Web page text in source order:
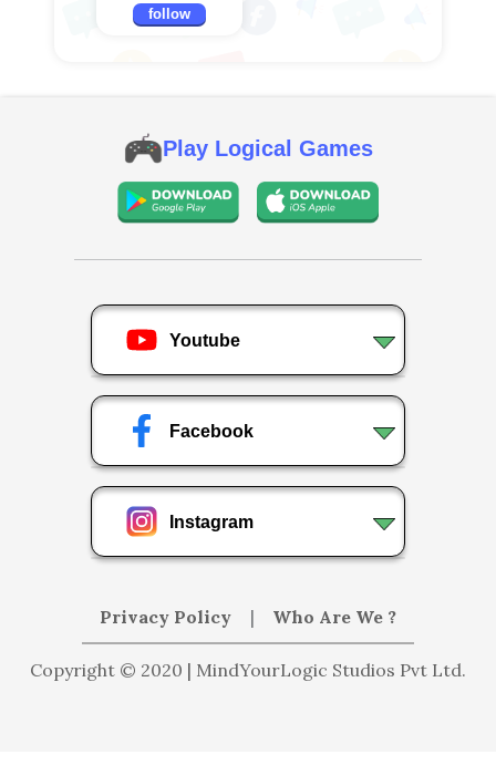
follow
Play Logical Games
Youtube
Facebook
Instagram
Privacy Policy | Who Are We ?
Copyright © 2020 | MindYourLogic Studios Pvt Ltd.